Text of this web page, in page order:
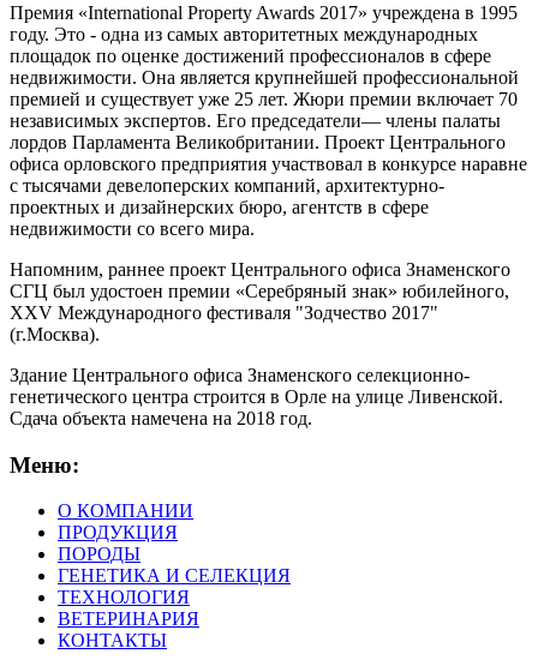
Премия «International Property Awards 2017» учреждена в 1995
году. Это - одна из самых авторитетных международных
площадок по оценке достижений профессионалов в сфере
недвижимости. Она является крупнейшей профессиональной
премией и существует уже 25 лет. Жюри премии включает 70
независимых экспертов. Его председатели— члены палаты
лордов Парламента Великобритании. Проект Центрального
офиса орловского предприятия участвовал в конкурсе наравне
с тысячами девелоперских компаний, архитектурно-
проектных и дизайнерских бюро, агентств в сфере
недвижимости со всего мира.
Напомним, раннее проект Центрального офиса Знаменского
СГЦ был удостоен премии «Серебряный знак» юбилейного,
XXV Международного фестиваля "Зодчество 2017"
(г.Москва).
Здание Центрального офиса Знаменского селекционно-
генетического центра строится в Орле на улице Ливенской.
Сдача объекта намечена на 2018 год.
Меню:
О КОМПАНИИ
ПРОДУКЦИЯ
ПОРОДЫ
ГЕНЕТИКА И СЕЛЕКЦИЯ
ТЕХНОЛОГИЯ
ВЕТЕРИНАРИЯ
КОНТАКТЫ